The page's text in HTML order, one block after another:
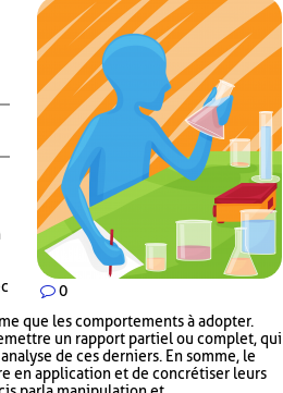
0
que les comportements à adopter.
un rapport partiel ou complet, qui
de ces derniers. En somme, le
en application et de concrétiser leurs